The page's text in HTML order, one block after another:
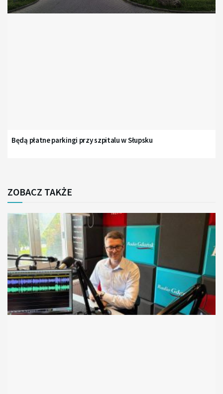
Będą płatne parkingi przy szpitalu w Słupsku
ZOBACZ TAKŻE